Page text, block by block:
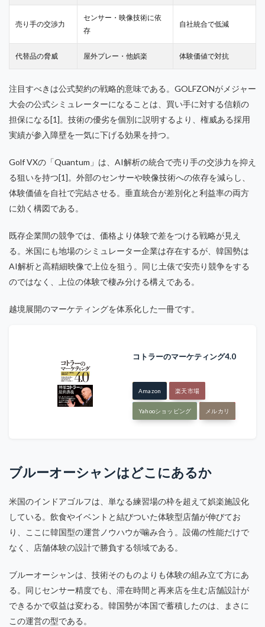
売り手の交渉力
センサー・映像技術に依
存
自社統合で低減
代替品の脅威 屋外プレー・他娯楽 体験価値で対抗
注目すべきは公式契約の戦略的意味である。GOLFZONがメジャー
大会の公式シミュレーターになることは、買い手に対する信頼の
担保になる[1]。技術の優劣を個別に説明するより、権威ある採用
実績が参入障壁を一気に下げる効果を持つ。
Golf VXの「Quantum」は、AI解析の統合で売り手の交渉力を抑え
る狙いを持つ[1]。外部のセンサーや映像技術への依存を減らし、
体験価値を自社で完結させる。垂直統合が差別化と利益率の両方
に効く構図である。
既存企業間の競争では、価格より体験で差をつける戦略が見え
る。米国にも地場のシミュレーター企業は存在するが、韓国勢は
AI解析と高精細映像で上位を狙う。同じ土俵で安売り競争をする
のではなく、上位の体験で棲み分ける構えである。
越境展開のマーケティングを体系化した一冊です。
コトラーのマーケティング4.0
Amazon 楽天市場
Yahooショッピング メルカリ
ブルーオーシャンはどこにあるか
米国のインドアゴルフは、単なる練習場の枠を超えて娯楽施設化
している。飲食やイベントと結びついた体験型店舗が伸びてお
り、ここに韓国型の運営ノウハウが噛み合う。設備の性能だけで
なく、店舗体験の設計で勝負する領域である。
ブルーオーシャンは、技術そのものよりも体験の組み立て方にあ
る。同じセンサー精度でも、滞在時間と再来店を生む店舗設計が
できるかで収益は変わる。韓国勢が本国で蓄積したのは、まさに
この運営の型である。